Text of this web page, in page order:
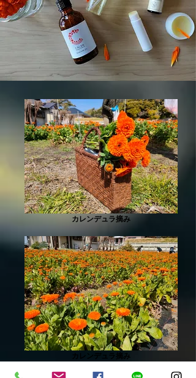
カレンデュラ摘み
カレンデュラ摘み